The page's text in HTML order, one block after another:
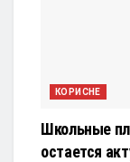
КОРИСНЕ
Школьные
остается